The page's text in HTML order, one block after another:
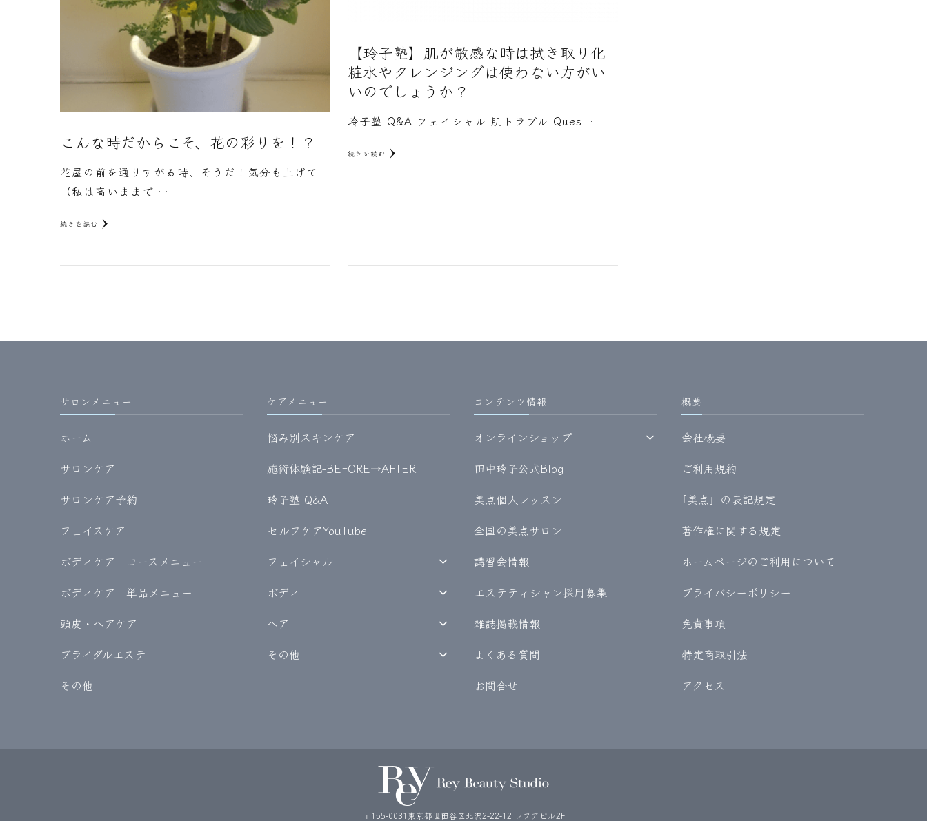
こんな時だからこそ、花の彩りを！？
花屋の前を通りすがる時、そうだ！気分も上げて
（私は高いままで …
続きを読む
【玲子塾】肌が敏感な時は拭き取り化
粧水やクレンジングは使わない方がい
いのでしょうか？
玲子塾 Q&A フェイシャル 肌トラブル Ques …
続きを読む
サロンメニュー
ホーム
サロンケア
サロンケア予約
フェイスケア
ボディケア コースメニュー
ボディケア 単品メニュー
頭皮・ヘアケア
ブライダルエステ
その他
ケアメニュー
悩み別スキンケア
施術体験記-BEFORE→AFTER
玲子塾 Q&A
セルフケアYouTube
フェイシャル
ボディ
ヘア
その他
コンテンツ情報
オンラインショップ
田中玲子公式Blog
美点個人レッスン
全国の美点サロン
講習会情報
エステティシャン採用募集
雑誌掲載情報
よくある質問
お問合せ
概要
会社概要
ご利用規約
｢美点」の表記規定
著作権に関する規定
ホームページのご利用について
プライバシーポリシー
免責事項
特定商取引法
アクセス
〒155-0031東京都世田谷区北沢2-22-12 レフアビル2F